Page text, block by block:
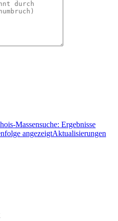
Massensuche: Ergebnisse
angezeigtAktualisierungen